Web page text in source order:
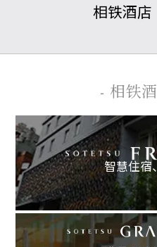
相铁酒店
- 相铁
智慧住宿